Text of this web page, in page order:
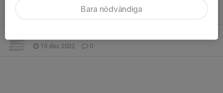
0
15 dec 2022 0
Bara nödvändiga